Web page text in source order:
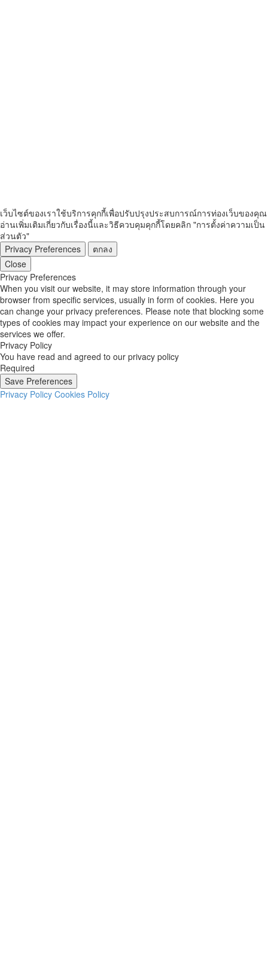
เว็บไซต์ของเราใช้บริการคุกกี้เพื่อปรับปรุงประสบการณ์การท่องเว็บของคุณ
อ่านเพิ่มเติมเกี่ยวกับเรื่องนี้และวิธีควบคุมคุกกี้โดยคลิก "การตั้งค่าความเป็น
ส่วนตัว"
Privacy Preferences
ตกลง
Close
Privacy Preferences
When you visit our website, it may store information through your
browser from specific services, usually in form of cookies. Here you
can change your privacy preferences. Please note that blocking some
types of cookies may impact your experience on our website and the
services we offer.
Privacy Policy
You have read and agreed to our privacy policy
Required
Save Preferences
Privacy Policy Cookies Policy